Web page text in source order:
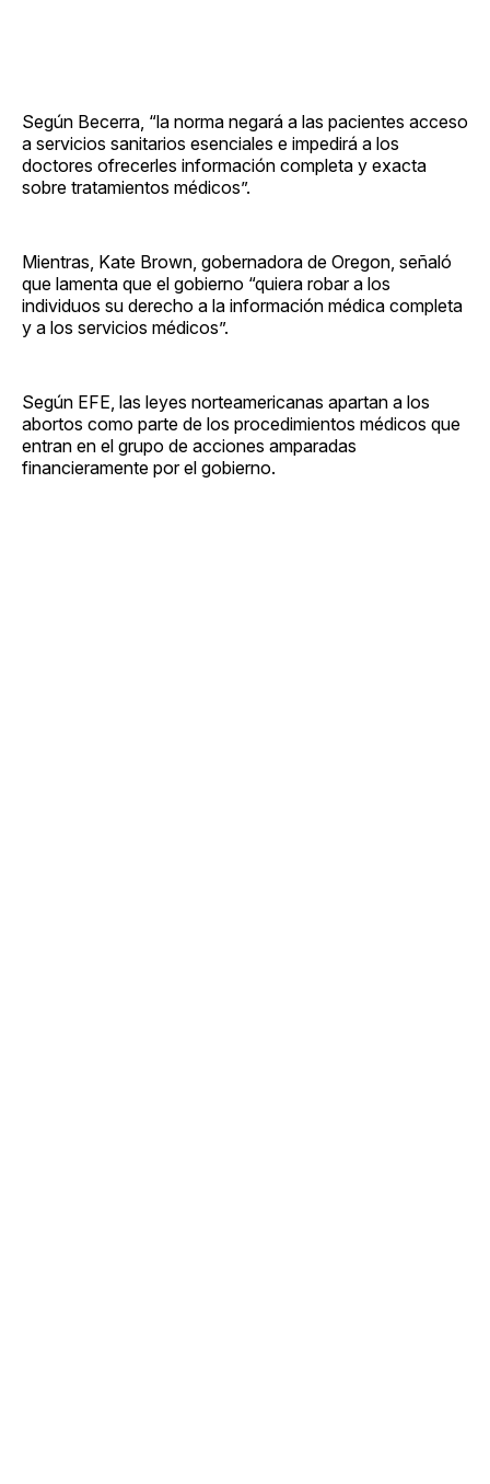
Según Becerra, “la norma negará a las pacientes acceso
a servicios sanitarios esenciales e impedirá a los
doctores ofrecerles información completa y exacta
sobre tratamientos médicos”.
Mientras, Kate Brown, gobernadora de Oregon, señaló
que lamenta que el gobierno “quiera robar a los
individuos su derecho a la información médica completa
y a los servicios médicos”.
Según EFE, las leyes norteamericanas apartan a los
abortos como parte de los procedimientos médicos que
entran en el grupo de acciones amparadas
financieramente por el gobierno.